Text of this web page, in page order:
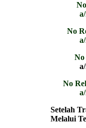
No
No
Setelah
Melalui